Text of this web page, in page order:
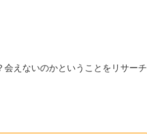
えないのかということをリサーチ